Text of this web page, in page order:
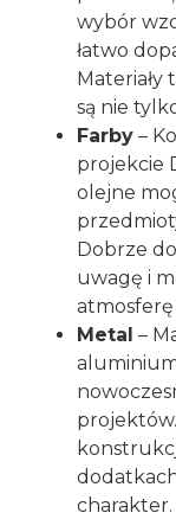
wybór
łatwo
Materiały
są nie
Farby –
projekcie
olejne
Dobrze
uwagę i
Metal –
charakter.